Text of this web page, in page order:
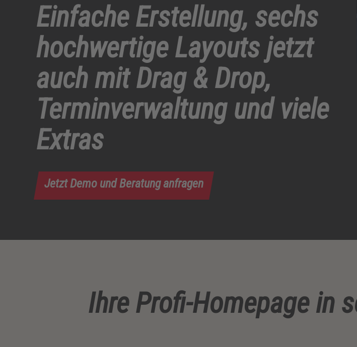
Einfache Erstellung, sechs
hochwertige Layouts jetzt
auch mit Drag & Drop,
Terminverwaltung und viele
Extras
Jetzt Demo und Beratung anfragen
Ihre Profi-Homepage in